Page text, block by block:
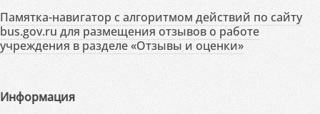
Памятка-навигатор с алгоритмом действий по сайту
bus.gov.ru для размещения отзывов о работе
учреждения в разделе «Отзывы и оценки»
Информация